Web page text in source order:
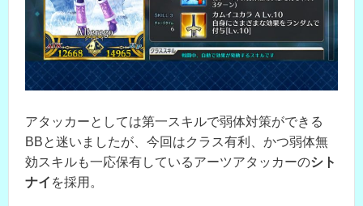
アタッカーとしては第一スキルで弱体対策ができる
BBと迷いましたが、今回はクラス有利、かつ弱体無
効スキルも一応保有しているアーツアタッカーのシト
ナイ を採用。